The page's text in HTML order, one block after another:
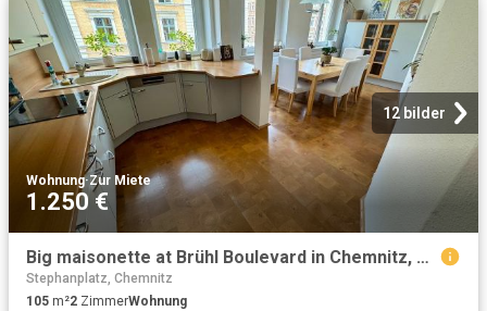
12 bilder
Wohnung·Zur Miete
1.250 €
Big maisonette at Brühl Boulevard in Chemnitz, Chemnitz Amsterdam Apartments for Rent
Stephanplatz, Chemnitz
105 m²2 ZimmerWohnung